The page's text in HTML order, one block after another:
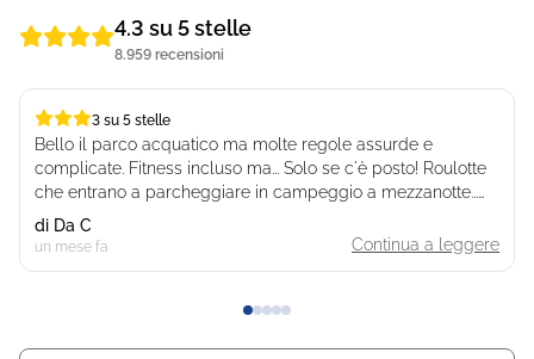
4.3 su 5 stelle
8.959 recensioni
3 su 5 stelle
3 su 5 stelle
Bello il parco acquatico ma molte regole assurde e
complicate. Fitness incluso ma... Solo se c'è posto! Roulotte
che entrano a parcheggiare in campeggio a mezzanotte...
Piazzole irregolari... Noi eravamo in camper. Prezzi elevati
di Da C
un mese fa Continua a leggere